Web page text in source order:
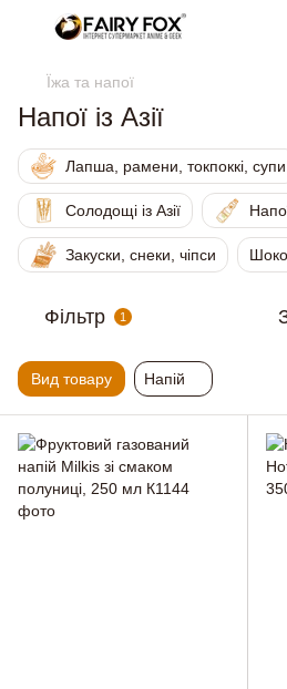
Їжа та напої
Напої із Азії
Лапша, рамени, токпоккі, супи
Солодощі із Азії
Закуски, снеки, чіпси
Фільтр 1
Вид товару Напій